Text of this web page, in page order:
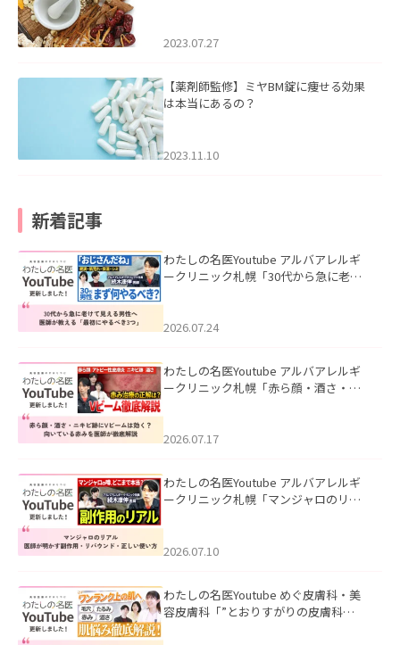
2023.07.27
【薬剤師監修】ミヤBM錠に痩せる効果
は本当にあるの？
2023.11.10
新着記事
わたしの名医Youtube アルバアレルギ
ークリニック札幌「30代から急に老け
た。
2026.07.24
わたしの名医Youtube アルバアレルギ
ークリニック札幌「赤ら顔・酒さ・ニ
した。
2026.07.17
わたしの名医Youtube アルバアレルギ
ークリニック札幌「マンジャロのリア
た。
2026.07.10
わたしの名医Youtube めぐ皮膚科・美
容皮膚科「”とおりすがりの皮膚科